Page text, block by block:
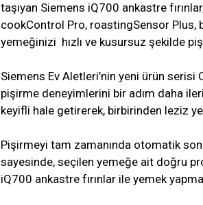
taşıyan Siemens iQ700 ankastre
cookControl Pro, roastingSensor Plus,
yemeğinizi hızlı ve kusursuz şekilde
Siemens Ev Aletleri’nin yeni ürün serisi
pişirme deneyimlerini bir adım daha
keyifli hale getirerek, birbirinden leziz
Pişirmeyi tam zamanında otomatik
sayesinde, seçilen yemeğe ait doğru
iQ700 ankastre fırınlar ile yemek